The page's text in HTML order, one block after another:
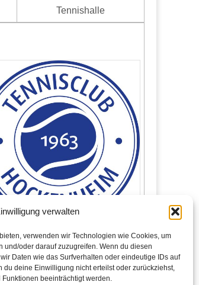
verwalten
verwenden wir Technologien wie Cookies, um
und/oder darauf zuzugreifen. Wenn du diesen
Daten wie das Surfverhalten oder eindeutige IDs auf
du deine Einwilligung nicht erteilst oder zurückziehst,
beeinträchtigt werden.
Tennishalle
N.N.